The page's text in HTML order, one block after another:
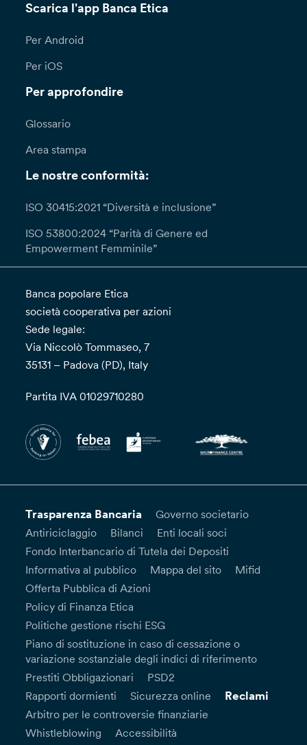
Scarica l'app Banca Etica
Per Android
Per iOS
Per approfondire
Glossario
Area stampa
Le nostre conformità:
ISO 30415:2021 “Diversità e inclusione”
ISO 53800:2024 “Parità di Genere ed
Empowerment Femminile”
Banca popolare Etica
società cooperativa per azioni
Sede legale:
Via Niccolò Tommaseo, 7
35131 – Padova (PD), Italy
Partita IVA 01029710280
Trasparenza Bancaria
Governo societario
Antiriciclaggio
Bilanci
Enti locali soci
Fondo Interbancario di Tutela dei Depositi
Informativa al pubblico
Mappa del sito
Mifid
Offerta Pubblica di Azioni
Policy di Finanza Etica
Politiche gestione rischi ESG
Piano di sostituzione in caso di cessazione o
variazione sostanziale degli indici di riferimento
Prestiti Obbligazionari
PSD2
Rapporti dormienti
Sicurezza online Reclami
Arbitro per le controversie finanziarie
Whistleblowing
Accessibilità